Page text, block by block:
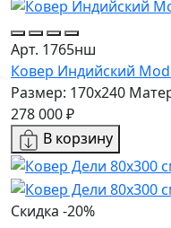
Арт. 1765нш
Ковер Индийский
Размер: 170x240
278 000 ₽
В корзину
Скидка -20%